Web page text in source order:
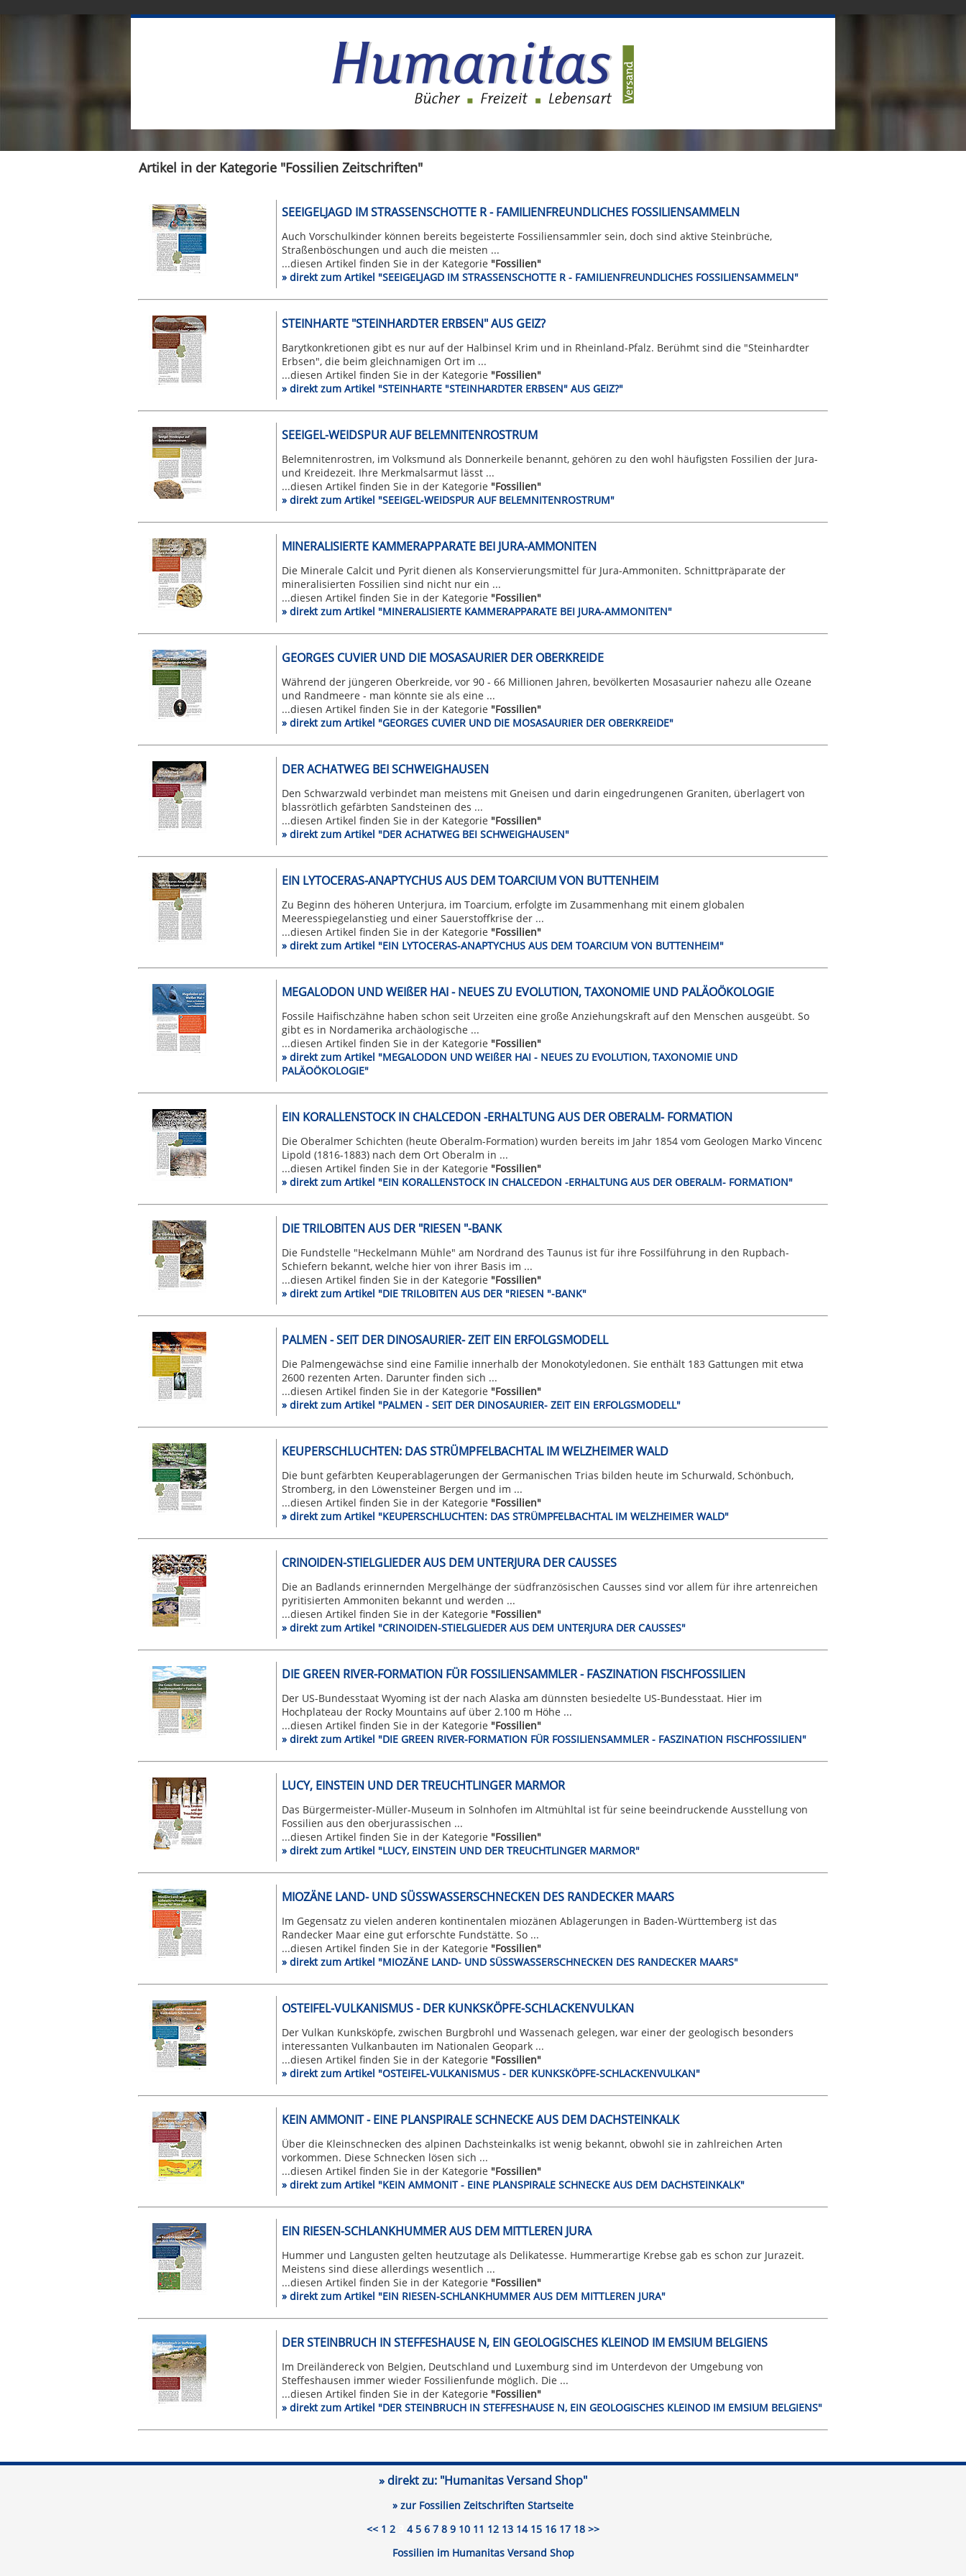
Artikel in der Kategorie "Fossilien Zeitschriften"
SEEIGELJAGD IM STRASSENSCHOTTE R - FAMILIENFREUNDLICHES FOSSILIENSAMMELN
Auch Vorschulkinder können bereits begeisterte Fossiliensammler sein, doch sind aktive Steinbrüche,
Straßenböschungen und auch die meisten ...
...diesen Artikel finden Sie in der Kategorie "Fossilien"
» direkt zum Artikel "SEEIGELJAGD IM STRASSENSCHOTTE R - FAMILIENFREUNDLICHES FOSSILIENSAMMELN"
STEINHARTE "STEINHARDTER ERBSEN" AUS GEIZ?
Barytkonkretionen gibt es nur auf der Halbinsel Krim und in Rheinland-Pfalz. Berühmt sind die "Steinhardter
Erbsen", die beim gleichnamigen Ort im ...
...diesen Artikel finden Sie in der Kategorie "Fossilien"
» direkt zum Artikel "STEINHARTE "STEINHARDTER ERBSEN" AUS GEIZ?"
SEEIGEL-WEIDSPUR AUF BELEMNITENROSTRUM
Belemnitenrostren, im Volksmund als Donnerkeile benannt, gehören zu den wohl häufigsten Fossilien der Jura-
und Kreidezeit. Ihre Merkmalsarmut lässt ...
...diesen Artikel finden Sie in der Kategorie "Fossilien"
» direkt zum Artikel "SEEIGEL-WEIDSPUR AUF BELEMNITENROSTRUM"
MINERALISIERTE KAMMERAPPARATE BEI JURA-AMMONITEN
Die Minerale Calcit und Pyrit dienen als Konservierungsmittel für Jura-Ammoniten. Schnittpräparate der
mineralisierten Fossilien sind nicht nur ein ...
...diesen Artikel finden Sie in der Kategorie "Fossilien"
» direkt zum Artikel "MINERALISIERTE KAMMERAPPARATE BEI JURA-AMMONITEN"
GEORGES CUVIER UND DIE MOSASAURIER DER OBERKREIDE
Während der jüngeren Oberkreide, vor 90 - 66 Millionen Jahren, bevölkerten Mosasaurier nahezu alle Ozeane
und Randmeere - man könnte sie als eine ...
...diesen Artikel finden Sie in der Kategorie "Fossilien"
» direkt zum Artikel "GEORGES CUVIER UND DIE MOSASAURIER DER OBERKREIDE"
DER ACHATWEG BEI SCHWEIGHAUSEN
Den Schwarzwald verbindet man meistens mit Gneisen und darin eingedrungenen Graniten, überlagert von
blassrötlich gefärbten Sandsteinen des ...
...diesen Artikel finden Sie in der Kategorie "Fossilien"
» direkt zum Artikel "DER ACHATWEG BEI SCHWEIGHAUSEN"
EIN LYTOCERAS-ANAPTYCHUS AUS DEM TOARCIUM VON BUTTENHEIM
Zu Beginn des höheren Unterjura, im Toarcium, erfolgte im Zusammenhang mit einem globalen
Meeresspiegelanstieg und einer Sauerstoffkrise der ...
...diesen Artikel finden Sie in der Kategorie "Fossilien"
» direkt zum Artikel "EIN LYTOCERAS-ANAPTYCHUS AUS DEM TOARCIUM VON BUTTENHEIM"
MEGALODON UND WEIßER HAI - NEUES ZU EVOLUTION, TAXONOMIE UND PALÄOÖKOLOGIE
Fossile Haifischzähne haben schon seit Urzeiten eine große Anziehungskraft auf den Menschen ausgeübt. So
gibt es in Nordamerika archäologische ...
...diesen Artikel finden Sie in der Kategorie "Fossilien"
» direkt zum Artikel "MEGALODON UND WEIßER HAI - NEUES ZU EVOLUTION, TAXONOMIE UND
PALÄOÖKOLOGIE"
EIN KORALLENSTOCK IN CHALCEDON -ERHALTUNG AUS DER OBERALM- FORMATION
Die Oberalmer Schichten (heute Oberalm-Formation) wurden bereits im Jahr 1854 vom Geologen Marko Vincenc
Lipold (1816-1883) nach dem Ort Oberalm in ...
...diesen Artikel finden Sie in der Kategorie "Fossilien"
» direkt zum Artikel "EIN KORALLENSTOCK IN CHALCEDON -ERHALTUNG AUS DER OBERALM- FORMATION"
DIE TRILOBITEN AUS DER "RIESEN "-BANK
Die Fundstelle "Heckelmann Mühle" am Nordrand des Taunus ist für ihre Fossilführung in den Rupbach-
Schiefern bekannt, welche hier von ihrer Basis im ...
...diesen Artikel finden Sie in der Kategorie "Fossilien"
» direkt zum Artikel "DIE TRILOBITEN AUS DER "RIESEN "-BANK"
PALMEN - SEIT DER DINOSAURIER- ZEIT EIN ERFOLGSMODELL
Die Palmengewächse sind eine Familie innerhalb der Monokotyledonen. Sie enthält 183 Gattungen mit etwa
2600 rezenten Arten. Darunter finden sich ...
...diesen Artikel finden Sie in der Kategorie "Fossilien"
» direkt zum Artikel "PALMEN - SEIT DER DINOSAURIER- ZEIT EIN ERFOLGSMODELL"
KEUPERSCHLUCHTEN: DAS STRÜMPFELBACHTAL IM WELZHEIMER WALD
Die bunt gefärbten Keuperablagerungen der Germanischen Trias bilden heute im Schurwald, Schönbuch,
Stromberg, in den Löwensteiner Bergen und im ...
...diesen Artikel finden Sie in der Kategorie "Fossilien"
» direkt zum Artikel "KEUPERSCHLUCHTEN: DAS STRÜMPFELBACHTAL IM WELZHEIMER WALD"
CRINOIDEN-STIELGLIEDER AUS DEM UNTERJURA DER CAUSSES
Die an Badlands erinnernden Mergelhänge der südfranzösischen Causses sind vor allem für ihre artenreichen
pyritisierten Ammoniten bekannt und werden ...
...diesen Artikel finden Sie in der Kategorie "Fossilien"
» direkt zum Artikel "CRINOIDEN-STIELGLIEDER AUS DEM UNTERJURA DER CAUSSES"
DIE GREEN RIVER-FORMATION FÜR FOSSILIENSAMMLER - FASZINATION FISCHFOSSILIEN
Der US-Bundesstaat Wyoming ist der nach Alaska am dünnsten besiedelte US-Bundesstaat. Hier im
Hochplateau der Rocky Mountains auf über 2.100 m Höhe ...
...diesen Artikel finden Sie in der Kategorie "Fossilien"
» direkt zum Artikel "DIE GREEN RIVER-FORMATION FÜR FOSSILIENSAMMLER - FASZINATION FISCHFOSSILIEN"
LUCY, EINSTEIN UND DER TREUCHTLINGER MARMOR
Das Bürgermeister-Müller-Museum in Solnhofen im Altmühltal ist für seine beeindruckende Ausstellung von
Fossilien aus den oberjurassischen ...
...diesen Artikel finden Sie in der Kategorie "Fossilien"
» direkt zum Artikel "LUCY, EINSTEIN UND DER TREUCHTLINGER MARMOR"
MIOZÄNE LAND- UND SÜSSWASSERSCHNECKEN DES RANDECKER MAARS
Im Gegensatz zu vielen anderen kontinentalen miozänen Ablagerungen in Baden-Württemberg ist das
Randecker Maar eine gut erforschte Fundstätte. So ...
...diesen Artikel finden Sie in der Kategorie "Fossilien"
» direkt zum Artikel "MIOZÄNE LAND- UND SÜSSWASSERSCHNECKEN DES RANDECKER MAARS"
OSTEIFEL-VULKANISMUS - DER KUNKSKÖPFE-SCHLACKENVULKAN
Der Vulkan Kunksköpfe, zwischen Burgbrohl und Wassenach gelegen, war einer der geologisch besonders
interessanten Vulkanbauten im Nationalen Geopark ...
...diesen Artikel finden Sie in der Kategorie "Fossilien"
» direkt zum Artikel "OSTEIFEL-VULKANISMUS - DER KUNKSKÖPFE-SCHLACKENVULKAN"
KEIN AMMONIT - EINE PLANSPIRALE SCHNECKE AUS DEM DACHSTEINKALK
Über die Kleinschnecken des alpinen Dachsteinkalks ist wenig bekannt, obwohl sie in zahlreichen Arten
vorkommen. Diese Schnecken lösen sich ...
...diesen Artikel finden Sie in der Kategorie "Fossilien"
» direkt zum Artikel "KEIN AMMONIT - EINE PLANSPIRALE SCHNECKE AUS DEM DACHSTEINKALK"
EIN RIESEN-SCHLANKHUMMER AUS DEM MITTLEREN JURA
Hummer und Langusten gelten heutzutage als Delikatesse. Hummerartige Krebse gab es schon zur Jurazeit.
Meistens sind diese allerdings wesentlich ...
...diesen Artikel finden Sie in der Kategorie "Fossilien"
» direkt zum Artikel "EIN RIESEN-SCHLANKHUMMER AUS DEM MITTLEREN JURA"
DER STEINBRUCH IN STEFFESHAUSE N, EIN GEOLOGISCHES KLEINOD IM EMSIUM BELGIENS
Im Dreiländereck von Belgien, Deutschland und Luxemburg sind im Unterdevon der Umgebung von
Steffeshausen immer wieder Fossilienfunde möglich. Die ...
...diesen Artikel finden Sie in der Kategorie "Fossilien"
» direkt zum Artikel "DER STEINBRUCH IN STEFFESHAUSE N, EIN GEOLOGISCHES KLEINOD IM EMSIUM BELGIENS"
» direkt zu: "Humanitas Versand Shop"
» zur Fossilien Zeitschriften Startseite
<< 1 2 4 5 6 7 8 9 10 11 12 13 14 15 16 17 18 >>
Fossilien im Humanitas Versand Shop